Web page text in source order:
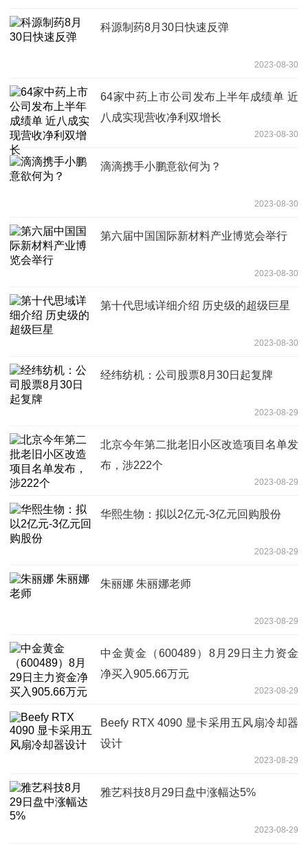
科源制药8月30日快速反弹
2023-08-30
64家中药上市公司发布上半年成绩单 近
八成实现营收净利双增长
2023-08-30
滴滴携手小鹏意欲何为？
2023-08-30
第六届中国国际新材料产业博览会举行
2023-08-30
第十代思域详细介绍 历史级的超级巨星
2023-08-30
经纬纺机：公司股票8月30日起复牌
2023-08-29
北京今年第二批老旧小区改造项目名单发
布，涉222个
2023-08-29
华熙生物：拟以2亿元-3亿元回购股份
2023-08-29
朱丽娜 朱丽娜老师
2023-08-29
中金黄金（600489）8月29日主力资金
净买入905.66万元
2023-08-29
Beefy RTX 4090 显卡采用五风扇冷却器
设计
2023-08-29
雅艺科技8月29日盘中涨幅达5%
2023-08-29